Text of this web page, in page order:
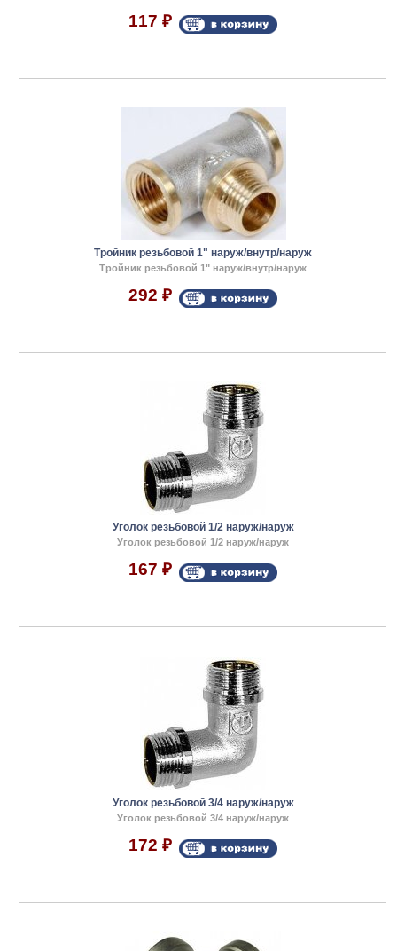
117 ₽
Тройник резьбовой 1" наруж/внутр/наруж
Тройник резьбовой 1" наруж/внутр/наруж
292 ₽
Уголок резьбовой 1/2 наруж/наруж
Уголок резьбовой 1/2 наруж/наруж
167 ₽
Уголок резьбовой 3/4 наруж/наруж
Уголок резьбовой 3/4 наруж/наруж
172 ₽